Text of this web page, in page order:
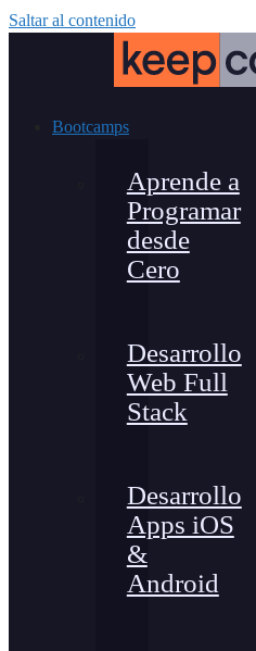
Saltar al contenido
Bootcamps
Aprende a
Programar
desde
Cero
Desarrollo
Web Full
Stack
Desarrollo
Apps iOS
&
Android